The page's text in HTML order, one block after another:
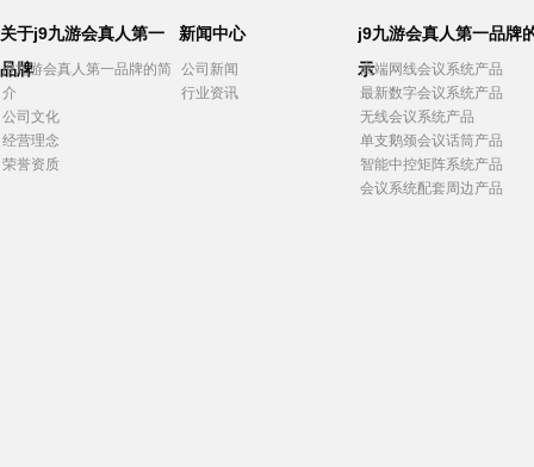
关于j9九游会真人第一
品牌
j9九游会真人第一品牌的简
介
公司文化
经营理念
荣誉资质
新闻中心
公司新闻
行业资讯
j9九游会真人第一品牌
示
高端网线会议系统产品
最新数字会议系统产品
无线会议系统产品
单支鹅颈会议话筒产品
智能中控矩阵系统产品
会议系统配套周边产品